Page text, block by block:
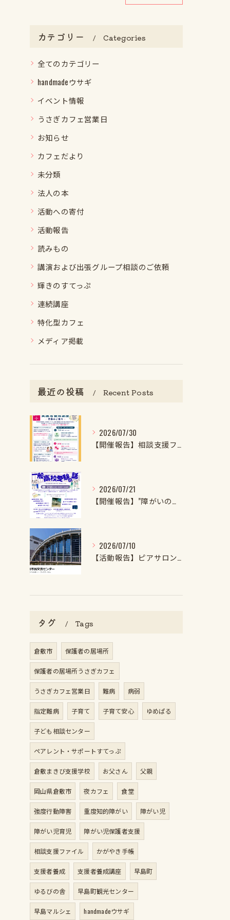
カテゴリー Categories
全てのカテゴリー
handmadeウサギ
イベント情報
うさぎカフェ営業日
お知らせ
カフェだより
未分類
法人の本
活動への寄付
活動報告
読みもの
講演および出張グループ相談のご依頼
輝きのすてっぷ
連続講座
特化型カフェ
メディア掲載
最近の投稿 Recent Posts
2026/07/30
【開催報告】相談支援ファイル実施者養成講座第1クール第1回目を開催しました！
2026/07/21
【開催報告】”障がいのある子・特性強めの子の一般高校受験の話2026”を開催しました！
2026/07/10
【活動報告】ピアサロンを開催しました
タグ Tags
倉敷市 保護者の居場所
保護者の居場所うさぎカフェ
うさぎカフェ営業日 難病 病弱
指定難病 子育て 子育て安心 ゆめぱる
子ども相談センター
ペアレント・サポートすてっぷ
倉敷まきび支援学校 お父さん 父親
岡山県倉敷市 夜カフェ 食堂
強度行動障害 重度知的障がい 障がい児
障がい児育児 障がい児保護者支援
相談支援ファイル かがやき手帳
支援者養成 支援者養成講座 早島町
ゆるびの舎 早島町観光センター
早島マルシェ handmadeウサギ